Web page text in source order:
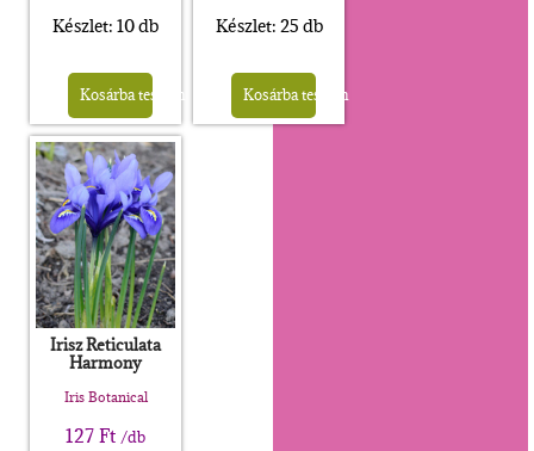
Készlet: 10 db
Kosárba teszem
Készlet: 25 db
Kosárba teszem
Irisz Reticulata
Harmony
Iris Botanical
127Ft /db